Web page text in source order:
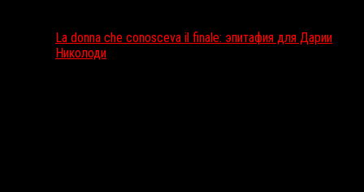
La donna che conosceva il finale: эпитафия для Дарии
Николоди